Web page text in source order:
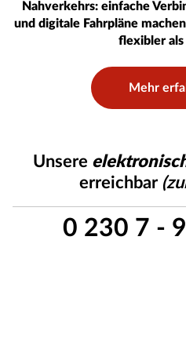
Nahverkehrs: einfache
und digitale Fahrpläne
flexibler als
Mehr
Unsere
erreichbar
0 230 7 -